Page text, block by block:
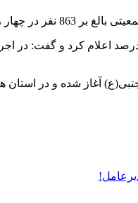
مند خواهند شد.
آغاز شده و در استان